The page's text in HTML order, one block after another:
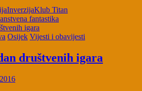
InverzijaKlub Titan
fantastika
Osijek Vijesti i obavijesti
društvenih igara